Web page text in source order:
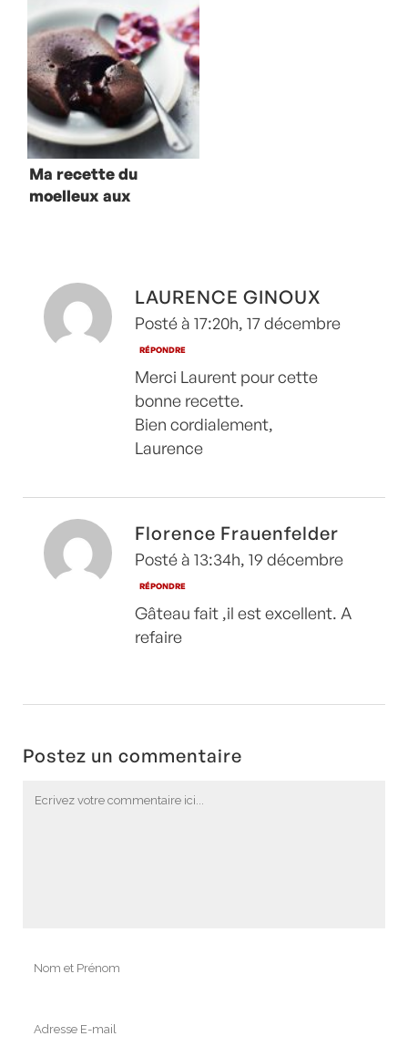
Ma recette du
moelleux aux
LAURENCE GINOUX
Posté à 17:20h, 17 décembre
RÉPONDRE
Merci Laurent pour cette
bonne recette.
Bien cordialement,
Laurence
Florence Frauenfelder
Posté à 13:34h, 19 décembre
RÉPONDRE
Gâteau fait ,il est excellent. A
refaire
Postez un commentaire